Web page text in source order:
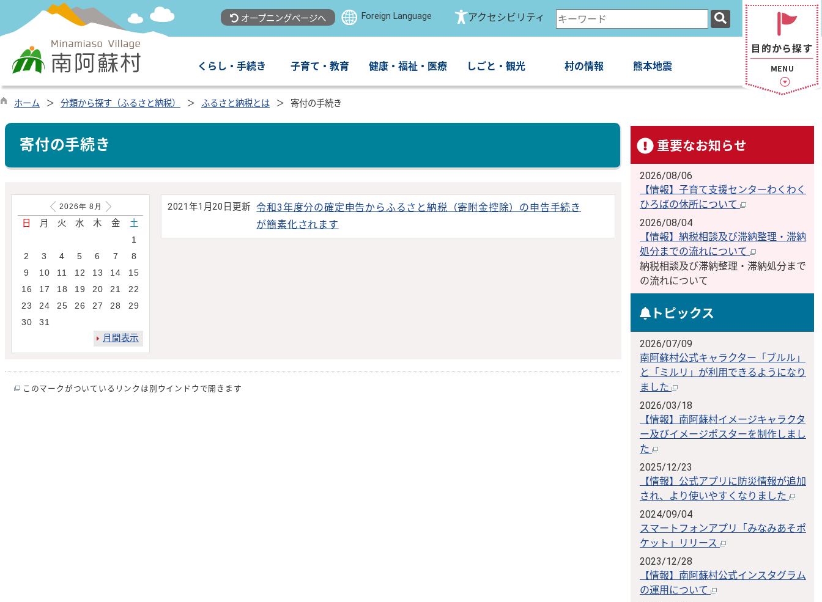
オープニングページへ Foreign Language アクセシビリティ
検
索
ー
ー
くらし・手続き 子育て・教育 健康・福祉・医療 しごと・観光 村の情報 熊本地震
ホーム 分類から探す（ふるさと納税） ふるさと納税とは 寄付の手続き
寄付の手続き
2021年1月20日更新
令和3年度分の確定申告からふるさと納税（寄附金控除）の申告手続き
が簡素化されます
2026年 8 月
日 月 火 水 木 金 土
1
2
3 4 5 6 7
8
9
10 11 12 13 14
15
16
17 18 19 20 21
22
23
24 25 26 27 28
29
30
31
月間表示
このマークがついているリンクは別ウインドウで開きます
重要なお知らせ
2026/08/06
【情報】子育て支援センターわくわく
ひろばの休所について
2026/08/04
【情報】納税相談及び滞納整理・滞納
処分までの流れについて
納税相談及び滞納整理・滞納処分まで
の流れについて
トピックス
2026/07/09
南阿蘇村公式キャラクター「ブルル」
と「ミルリ」が利用できるようになり
ました
2026/03/18
【情報】南阿蘇村イメージキャラクタ
ー及びイメージポスターを制作しまし
た
2025/12/23
【情報】公式アプリに防災情報が追加
され、より使いやすくなりました
2024/09/04
スマートフォンアプリ「みなみあそポ
ケット」リリース
2023/12/28
【情報】南阿蘇村公式インスタグラム
の運用について